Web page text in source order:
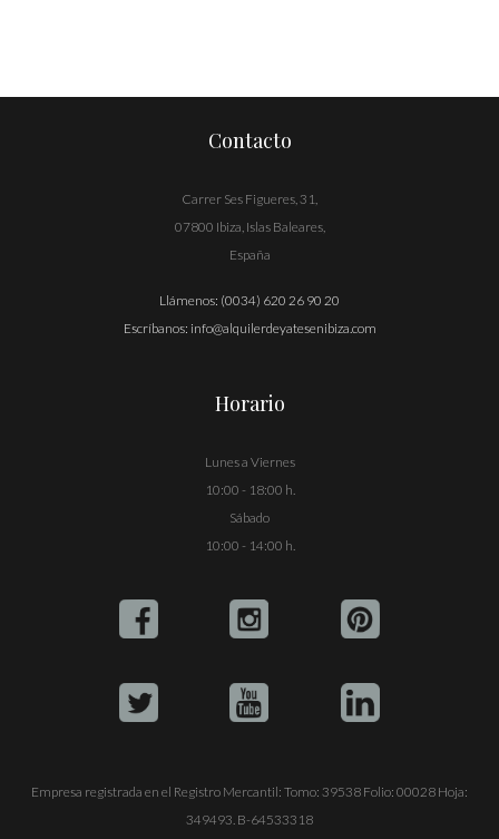
Contacto
Carrer Ses Figueres, 31,
07800 Ibiza, Islas Baleares,
España
Llámenos: (0034) 620 26 90 20
Escríbanos: info@alquilerdeyatesenibiza.com
Horario
Lunes a Viernes
10:00 - 18:00 h.
Sábado
10:00 - 14:00 h.
Empresa registrada en el Registro Mercantil: Tomo: 39538 Folio: 00028 Hoja:
349493. B-64533318